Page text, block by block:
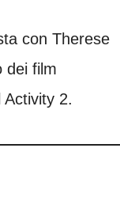
con Therese
dei film
2.